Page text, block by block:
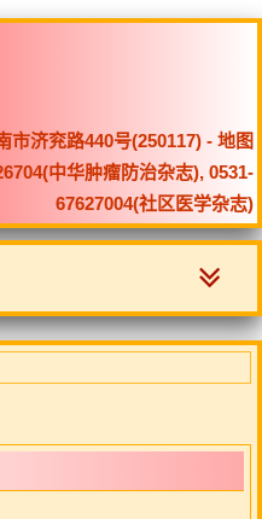
市济兖路440号(250117) - 地图
中华肿瘤防治杂志), 0531-
67627004(社区医学杂志)